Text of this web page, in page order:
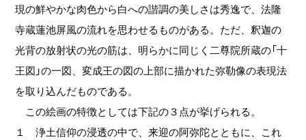
現の鮮やかな肉色から白への諧調の美しさは秀逸で、法隆
寺蔵蓮池屏風の流れを思わせるものがある。ただ、釈迦の
光背の放射状の光の筋は、明らかに同じく二尊院所蔵の「十
王図」の一図、変成王の図の上部に描かれた弥勒像の表現法
を取り込んだものである。
この絵画の特徴としては下記の３点が挙げられる。
１ 浄土信仰の浸透の中で、来迎の阿弥陀とともに、これ